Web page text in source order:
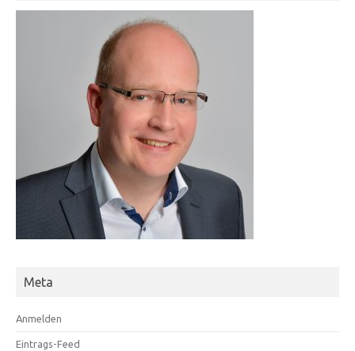
Meta
Anmelden
Eintrags-Feed